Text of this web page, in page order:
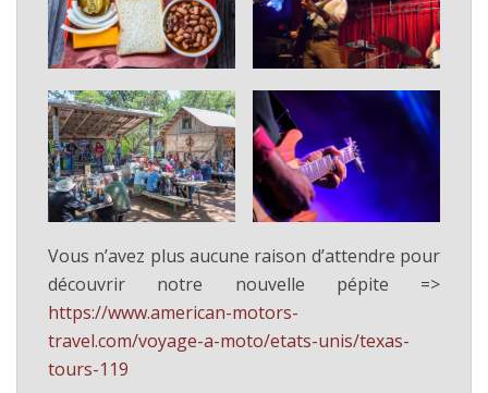
Vous n’avez plus aucune raison d’attendre pour
découvrir notre nouvelle pépite =>
https://www.american-motors-
travel.com/voyage-a-moto/etats-unis/texas-
tours-119